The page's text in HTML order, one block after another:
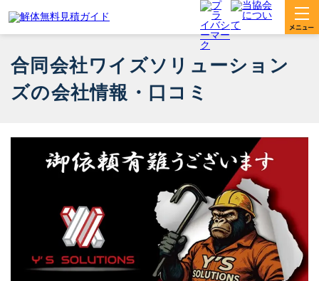
合同会社ワイズソリューション
ズの会社情報・口コミ